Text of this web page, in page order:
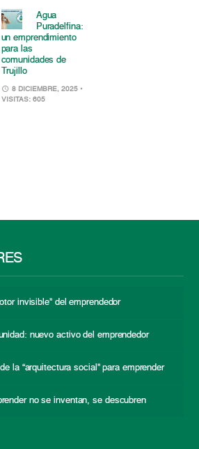
Agua
Puradelfina:
un emprendimiento
para las
comunidades de
Trujillo
8 DICIEMBRE, 2025 •
VISITAS: 605
invisible” del emprendedor
nuevo activo del emprendedor
la “arquitectura social” para emprender
no se inventan, se descubren